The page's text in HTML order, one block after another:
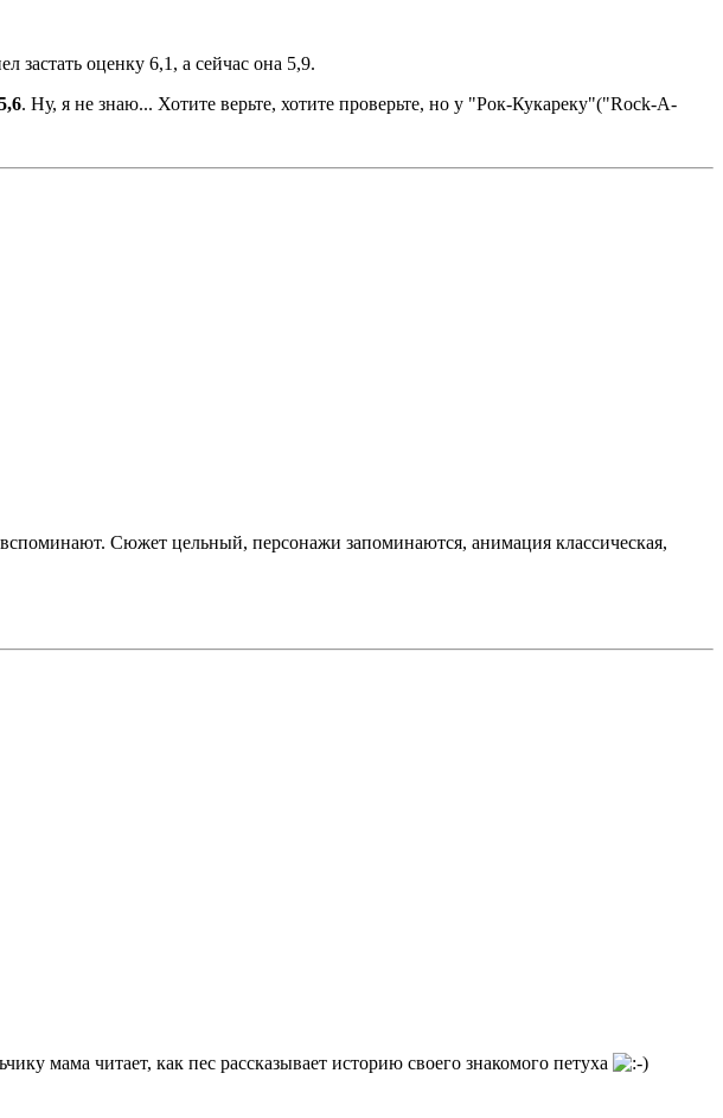
оценку 6,1, а сейчас она 5,9.
. Ну, я не знаю... Хотите верьте, хотите проверьте, но у "Рок-Кукареку"("Rock-A-
Сюжет цельный, персонажи запоминаются, анимация классическая,
мама читает, как пес рассказывает историю своего знакомого петуха